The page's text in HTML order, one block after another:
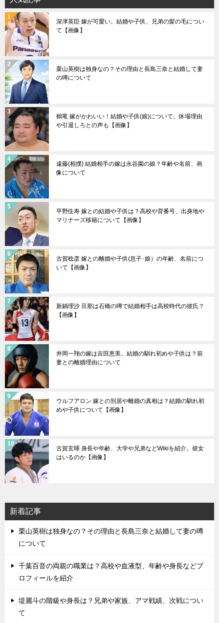
深津英臣 嫁が可愛い。結婚や子供、兄弟の髪の毛につい
て【画像】
栗山英樹は独身なの？その理由と長島三奈と結婚して妻
の噂について
鶴竜 嫁がかわいい！結婚や子供(娘)について。休場理由
や引退しろとの声も【画像】
遠藤(相撲) 結婚相手の嫁は永谷園の娘？年齢や名前、画
像について
平野佳寿 嫁との結婚や子供は？高校や背番号、出身地や
マリナーズ移籍について【画像】
古賀稔彦 嫁との離婚や子供(息子･娘）の年齢、名前につ
いて【画像】
新鍋理沙 旦那は石橋の噂で結婚相手は高校時代の彼氏？
【画像】
井岡一翔の嫁は吉田恵美。結婚の馴れ初めや子供は？前
妻との離婚理由について
ウルフアロン 嫁との別居や離婚の真相は？結婚の馴れ初
めや子供について【画像】
古賀玄暉 身長や年齢、大学や兄弟などWikiを紹介。彼女
はいるのか【画像】
新着記事
栗山英樹は独身なの？その理由と長島三奈と結婚して妻の噂
について
千葉百音の両親の職業は？高校や血液型、年齢や身長などプ
ロフィールを紹介
堤麗斗の階級や身長は？兄弟や家族、アマ戦績、次戦につい
て